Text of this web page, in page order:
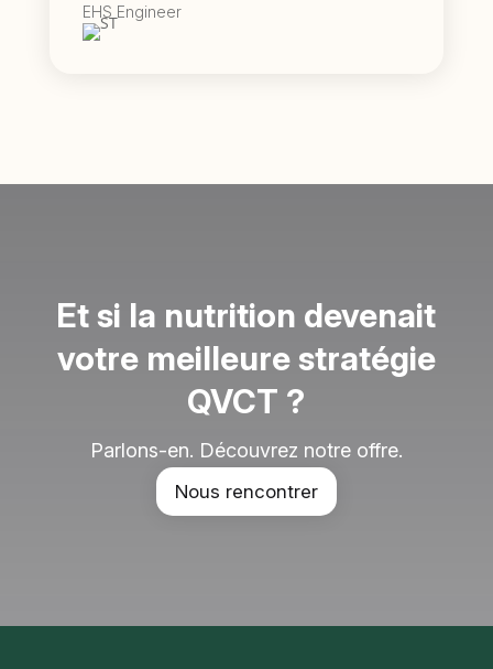
EHS Engineer
Et si la nutrition devenait
votre meilleure stratégie
QVCT ?
Parlons-en. Découvrez notre offre.
Nous rencontrer